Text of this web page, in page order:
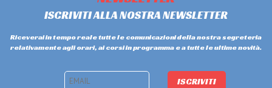
ISCRIVITI ALLA NOSTRA NEWSLETTER
Riceverai in tempo reale tutte le comunicazioni della nostra segreteria
relativamente agli orari, ai corsi in programma e a tutte le ultime novità.
ISCRIVITI